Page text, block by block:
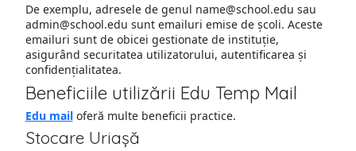
De exemplu, adresele de genul name@school.edu sau
admin@school.edu sunt emailuri emise de școli. Aceste
emailuri sunt de obicei gestionate de instituție,
asigurând securitatea utilizatorului, autentificarea și
confidențialitatea.
Beneficiile utilizării Edu Temp Mail
Edu mailoferă multe beneficii practice.
Stocare Uriașă